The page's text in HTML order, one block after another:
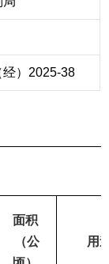
）2025-38
面积
（公
用